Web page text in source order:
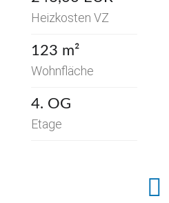
Heizkosten VZ
123 m²
Wohnfläche
4. OG
Etage